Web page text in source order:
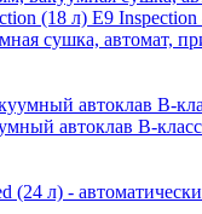
(18 л) E9 Inspection
сушка, автомат,
автоклав B-